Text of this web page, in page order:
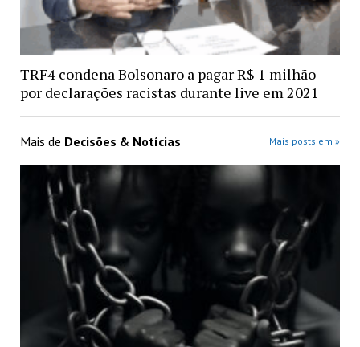
TRF4 condena Bolsonaro a pagar R$ 1 milhão
por declarações racistas durante live em 2021
Mais de Decisões & Notícias Mais posts em »